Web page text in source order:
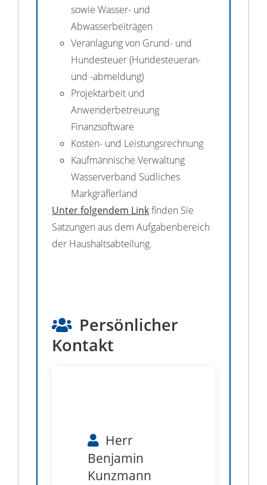
sowie Wasser- und
Abwasserbeiträgen
Veranlagung von Grund- und
Hundesteuer (Hundesteueran-
und -abmeldung)
Projektarbeit und
Anwenderbetreuung
Finanzsoftware
Kosten- und Leistungsrechnung
Kaufmännische Verwaltung
Wasserverband Südliches
Markgräflerland
Unter folgendem Linkfinden Sie
Satzungen aus dem Aufgabenbereich
der Haushaltsabteilung.
Persönlicher
Kontakt
Herr
Benjamin
Kunzmann